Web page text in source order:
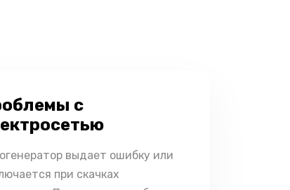
с
выдает ошибку или
при скачках